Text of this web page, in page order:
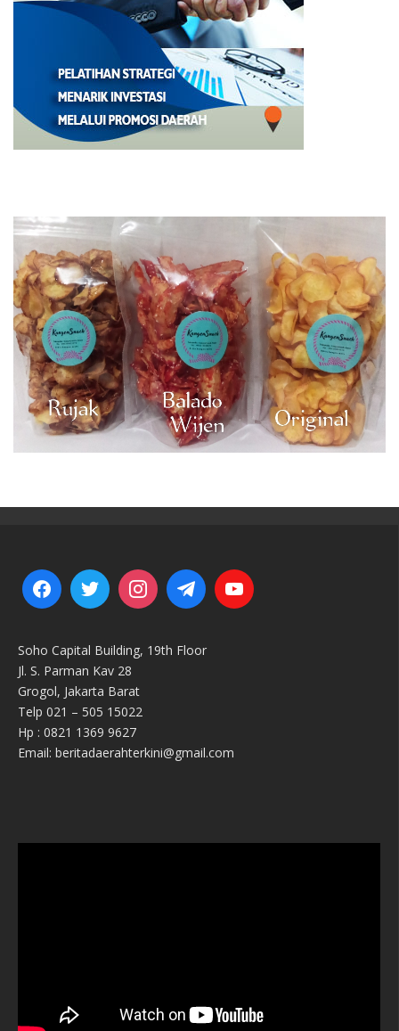
Soho Capital Building, 19th Floor
Jl. S. Parman Kav 28
Grogol, Jakarta Barat
Telp 021 – 505 15022
Hp : 0821 1369 9627
Email: beritadaerahterkini@gmail.com